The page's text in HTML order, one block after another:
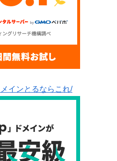
インとるならこれ/